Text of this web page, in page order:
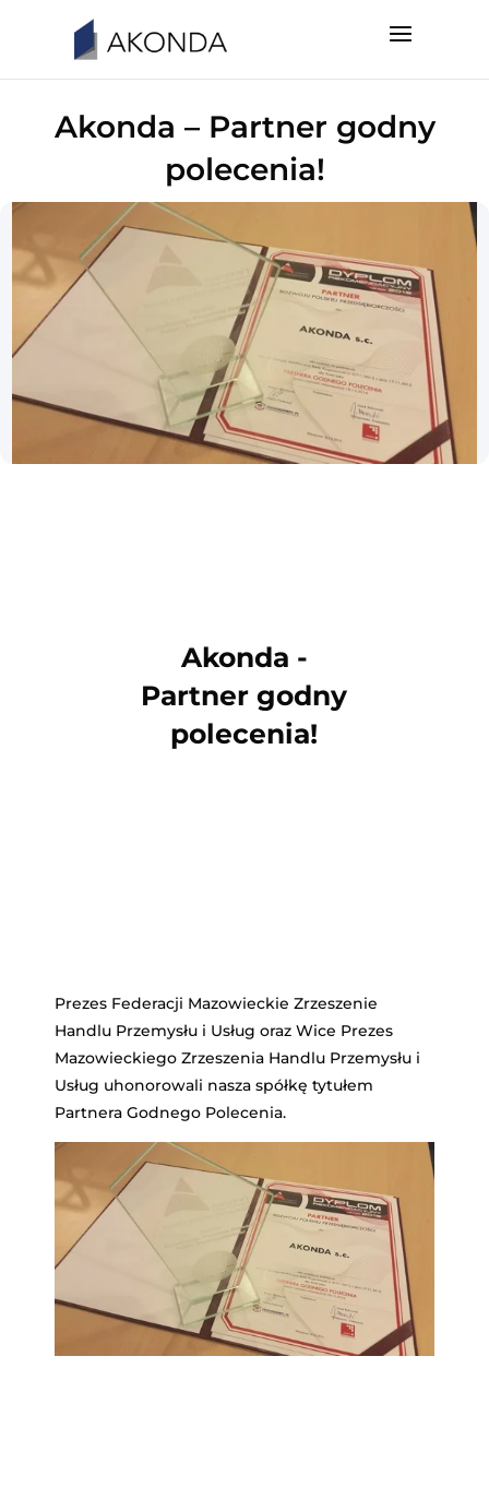
Akonda – Partner godny
polecenia!
Akonda -
Partner godny
polecenia!
Prezes Federacji Mazowieckie Zrzeszenie
Handlu Przemysłu i Usług oraz Wice Prezes
Mazowieckiego Zrzeszenia Handlu Przemysłu i
Usług uhonorowali nasza spółkę tytułem
Partnera Godnego Polecenia.